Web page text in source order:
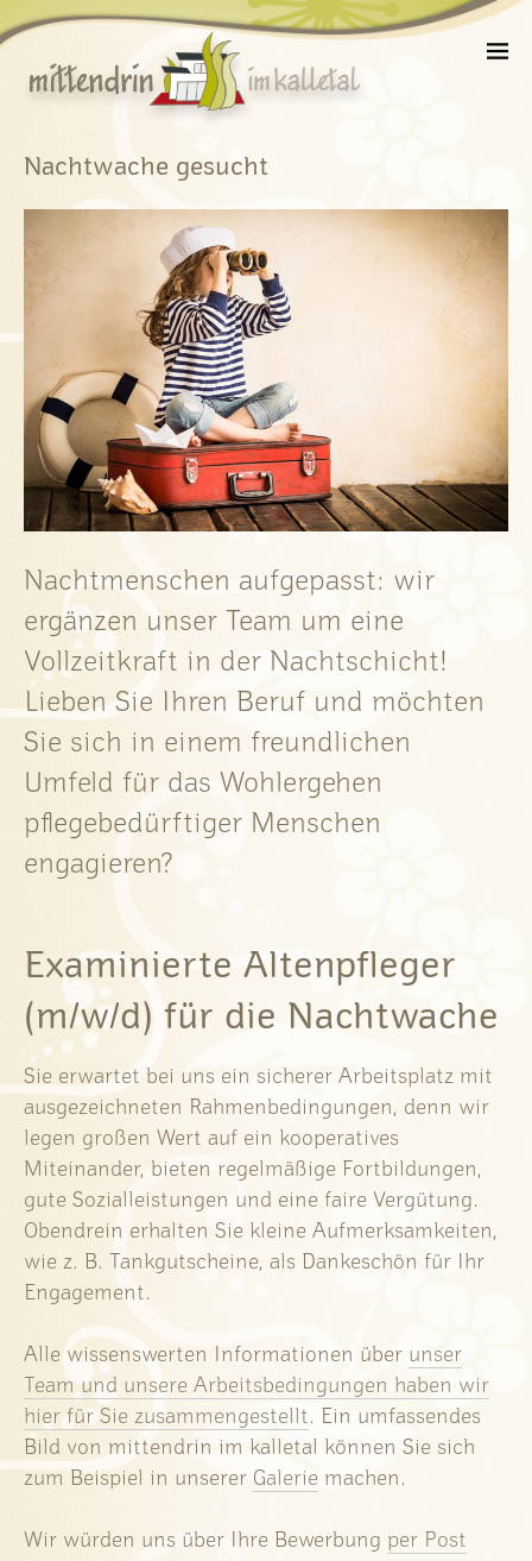
Nachtwache gesucht
Nachtmenschen aufgepasst: wir
ergänzen unser Team um eine
Vollzeitkraft in der Nachtschicht!
Lieben Sie Ihren Beruf und möchten
Sie sich in einem freundlichen
Umfeld für das Wohlergehen
pflegebedürftiger Menschen
engagieren?
Examinierte Altenpfleger
(m/w/d) für die Nachtwache
Sie erwartet bei uns ein sicherer Arbeitsplatz mit
ausgezeichneten Rahmenbedingungen, denn wir
legen großen Wert auf ein kooperatives
Miteinander, bieten regelmäßige Fortbildungen,
gute Sozialleistungen und eine faire Vergütung.
Obendrein erhalten Sie kleine Aufmerksamkeiten,
wie z. B. Tankgutscheine, als Dankeschön für Ihr
Engagement.
Alle wissenswerten Informationen über unser
Team und unsere Arbeitsbedingungen haben wir
hier für Sie zusammengestellt. Ein umfassendes
Bild von mittendrin im kalletal können Sie sich
zum Beispiel in unserer Galerie machen.
Wir würden uns über Ihre Bewerbung per Post